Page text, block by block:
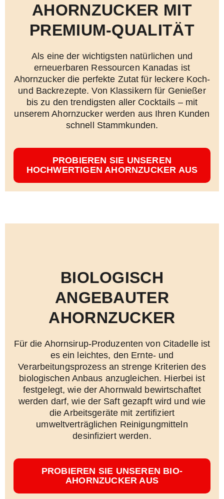
AHORNZUCKER MIT
PREMIUM-QUALITÄT
Als eine der wichtigsten natürlichen und
erneuerbaren Ressourcen Kanadas ist
Ahornzucker die perfekte Zutat für leckere Koch-
und Backrezepte. Von Klassikern für Genießer
bis zu den trendigsten aller Cocktails – mit
unserem Ahornzucker werden aus Ihren Kunden
schnell Stammkunden.
PROBIEREN SIE UNSEREN
HOCHWERTIGEN AHORNZUCKER AUS
BIOLOGISCH
ANGEBAUTER
AHORNZUCKER
Für die Ahornsirup-Produzenten von Citadelle ist
es ein leichtes, den Ernte- und
Verarbeitungsprozess an strenge Kriterien des
biologischen Anbaus anzugleichen. Hierbei ist
festgelegt, wie der Ahornwald bewirtschaftet
werden darf, wie der Saft gezapft wird und wie
die Arbeitsgeräte mit zertifiziert
umweltverträglichen Reinigungmitteln
desinfiziert werden.
PROBIEREN SIE UNSEREN BIO-
AHORNZUCKER AUS